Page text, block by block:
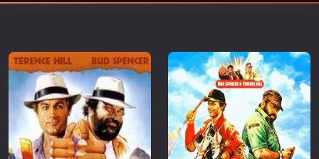
Δράσης
Ελληνικός Κινηματογράφος
Επιβίωσης
Επιστημονικής Φαντασίας
Εποχής